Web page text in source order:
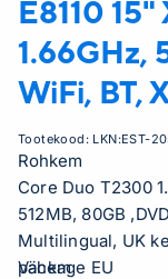
E8110
1.66GHz,
WiFi, BT,
Tootekood: LKN:EST-
Rohkem
Core Duo T2300
512MB, 80GB
Multilingual, UK
package EU
Vähem